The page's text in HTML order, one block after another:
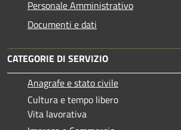
Personale Amministrativo
Documenti e dati
CATEGORIE DI SERVIZIO
Anagrafe e stato civile
Cultura e tempo libero
Vita lavorativa